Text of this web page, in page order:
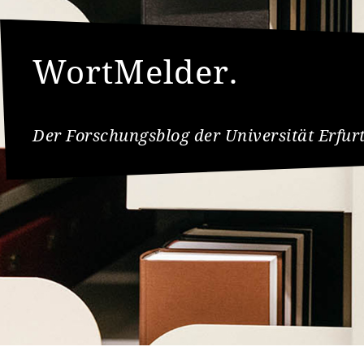
WortMelder.
Der Forschungsblog der Universität